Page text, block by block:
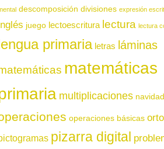
descomposición divisiones expresión
juego lectoescritura lectura lectura
primaria letras láminas
matemáticas
multiplicaciones navidad
operaciones básicas
pizarra digital